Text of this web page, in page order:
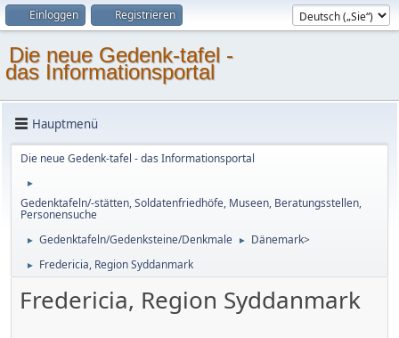
Einloggen Registrieren
Die neue Gedenk-tafel -
das Informationsportal
Hauptmenü
Die neue Gedenk-tafel - das Informationsportal
►
Gedenktafeln/-stätten, Soldatenfriedhöfe, Museen, Beratungsstellen,
Personensuche
► Gedenktafeln/Gedenksteine/Denkmale ► Dänemark>
► Fredericia, Region Syddanmark
Fredericia, Region Syddanmark